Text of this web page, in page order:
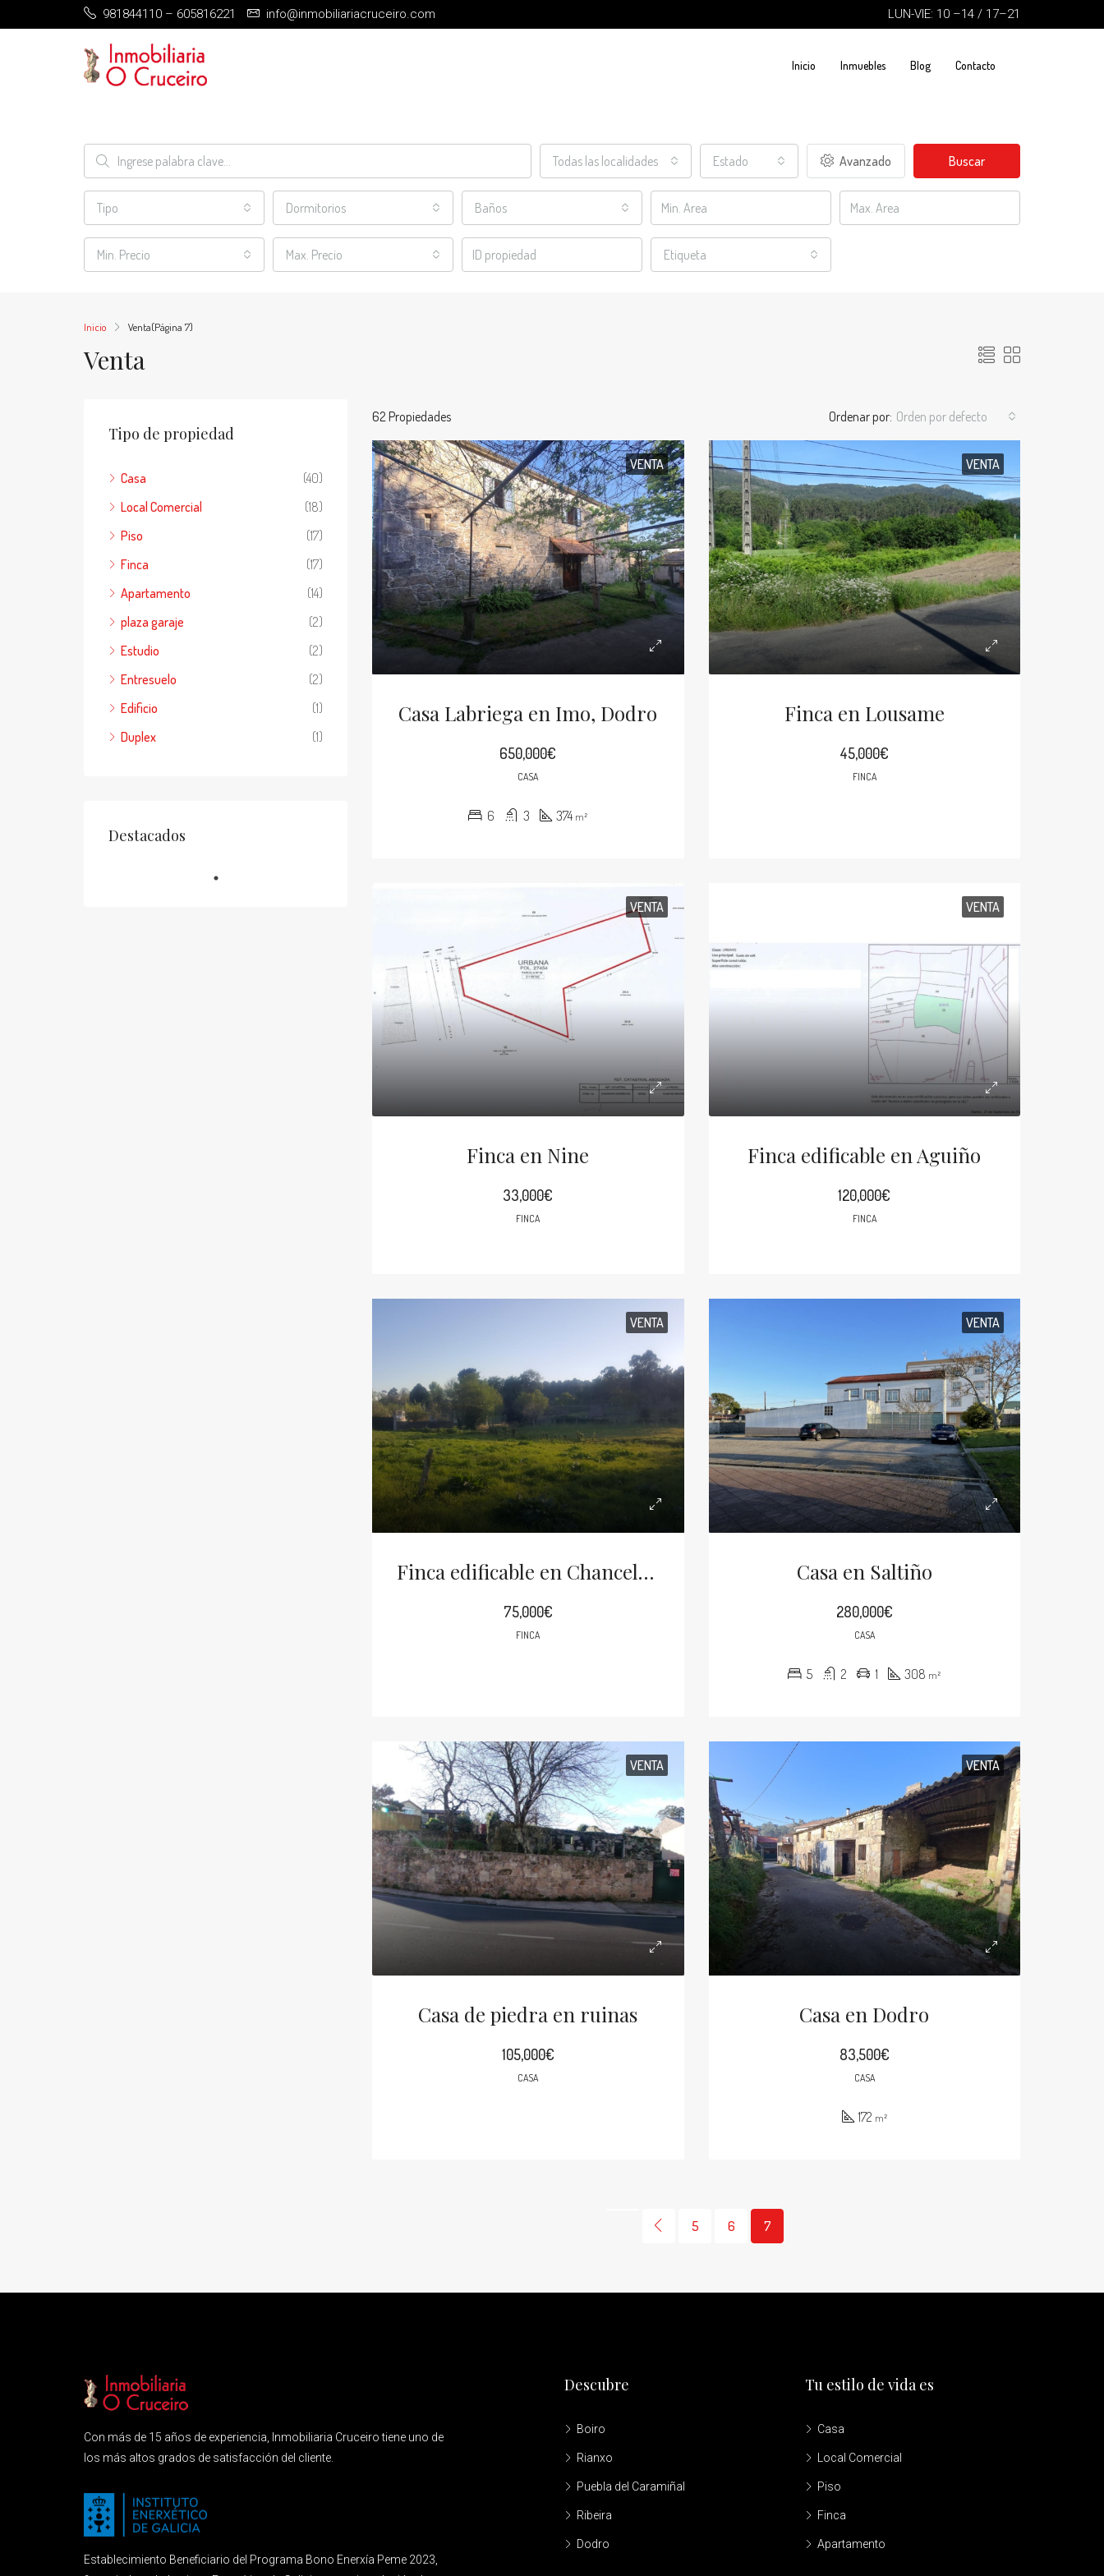
981844110 – 605816221 info@inmobiliariacruceiro.com LUN-VIE: 10 –14 / 17–21
Inicio Inmuebles Blog Contacto
Todas las localidades Estado Avanzado Buscar
Tipo Dormitorios Baños
Min. Precio Max. Precio Etiqueta
Inicio Venta(Página 7)
Venta
62 Propiedades Ordenar por: Orden por defecto
VENTA
Casa Labriega en Imo, Dodro
650,000€
CASA
6 3 374 m²
VENTA
Finca en Lousame
45,000€
FINCA
VENTA
Finca en Nine
33,000€
FINCA
VENTA
Finca edificable en Aguiño
120,000€
FINCA
VENTA
Finca edificable en Chancelas Boiro
75,000€
FINCA
VENTA
Casa en Saltiño
280,000€
CASA
5 2 1 308 m²
VENTA
Casa de piedra en ruinas
105,000€
CASA
VENTA
Casa en Dodro
83,500€
CASA
172 m²
5 6 7
Tipo de propiedad
Casa
(40)
Local Comercial
(18)
Piso
(17)
Finca
(17)
Apartamento
(14)
plaza garaje
(2)
Estudio
(2)
Entresuelo
(2)
Edificio
(1)
Duplex
(1)
Destacados
Con más de 15 años de experiencia, Inmobiliaria Cruceiro tiene uno de
los más altos grados de satisfacción del cliente.
Establecimiento Beneficiario del Programa Bono Enerxía Peme 2023,
Descubre
Boiro
Rianxo
Puebla del Caramiñal
Ribeira
Dodro
Tu estilo de vida es
Casa
Local Comercial
Piso
Finca
Apartamento